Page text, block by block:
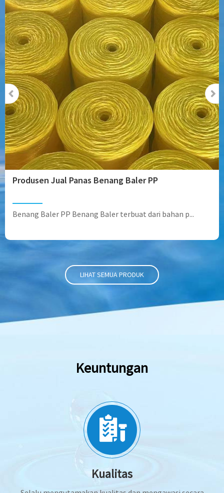
Produsen Jual Panas Benang Baler PP
Benang Baler PP Benang Baler terbuat dari bahan p...
LIHAT SEMUA PRODUK
Keuntungan
Kualitas